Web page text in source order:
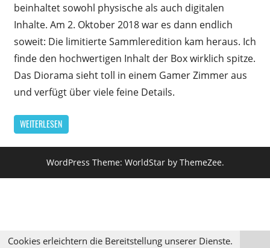
beinhaltet sowohl physische als auch digitalen
Inhalte. Am 2. Oktober 2018 war es dann endlich
soweit: Die limitierte Sammleredition kam heraus. Ich
finde den hochwertigen Inhalt der Box wirklich spitze.
Das Diorama sieht toll in einem Gamer Zimmer aus
und verfügt über viele feine Details.
WEITERLESEN
WordPress Theme: WorldStar by ThemeZee.
Cookies erleichtern die Bereitstellung unserer Dienste.